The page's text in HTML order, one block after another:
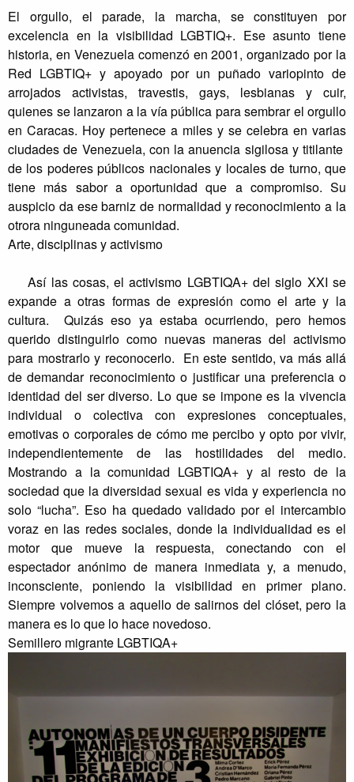
El orgullo, el parade, la marcha, se constituyen por
excelencia en la visibilidad LGBTIQ+. Ese asunto tiene
historia, en Venezuela comenzó en 2001, organizado por la
Red LGBTIQ+ y apoyado por un puñado variopinto de
arrojados activistas, travestis, gays, lesbianas y cuir,
quienes se lanzaron a la vía pública para sembrar el orgullo
en Caracas. Hoy pertenece a miles y se celebra en varias
ciudades de Venezuela, con la anuencia sigilosa y titilante
de los poderes públicos nacionales y locales de turno, que
tiene más sabor a oportunidad que a compromiso. Su
auspicio da ese barniz de normalidad y reconocimiento a la
otrora ninguneada comunidad.
Arte, disciplinas y activismo
Así las cosas, el activismo LGBTIQA+ del siglo XXI se
expande a otras formas de expresión como el arte y la
cultura. Quizás eso ya estaba ocurriendo, pero hemos
querido distinguirlo como nuevas maneras del activismo
para mostrarlo y reconocerlo. En este sentido, va más allá
de demandar reconocimiento o justificar una preferencia o
identidad del ser diverso. Lo que se impone es la vivencia
individual o colectiva con expresiones conceptuales,
emotivas o corporales de cómo me percibo y opto por vivir,
independientemente de las hostilidades del medio.
Mostrando a la comunidad LGBTIQA+ y al resto de la
sociedad que la diversidad sexual es vida y experiencia no
solo “lucha”. Eso ha quedado validado por el intercambio
voraz en las redes sociales, donde la individualidad es el
motor que mueve la respuesta, conectando con el
espectador anónimo de manera inmediata y, a menudo,
inconsciente, poniendo la visibilidad en primer plano.
Siempre volvemos a aquello de salirnos del clóset, pero la
manera es lo que lo hace novedoso.
Semillero migrante LGBTIQA+